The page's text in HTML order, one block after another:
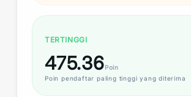
TERTINGGI
475.36Poin
Poin pendaftar paling tinggi yang diterima